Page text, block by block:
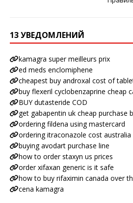
13 УВЕДОМЛЕНИЙ
kamagra super meilleurs prix
ed meds enclomiphene
cheapest buy androxal cost of
buy flexeril cyclobenzaprine cheap
BUY dutasteride COD
get gabapentin uk cheap purchase
ordering fildena using mastercard
ordering itraconazole cost australia
buying avodart purchase line
how to order staxyn us prices
order xifaxan generic is it safe
how to buy rifaximin canada over
cena kamagra